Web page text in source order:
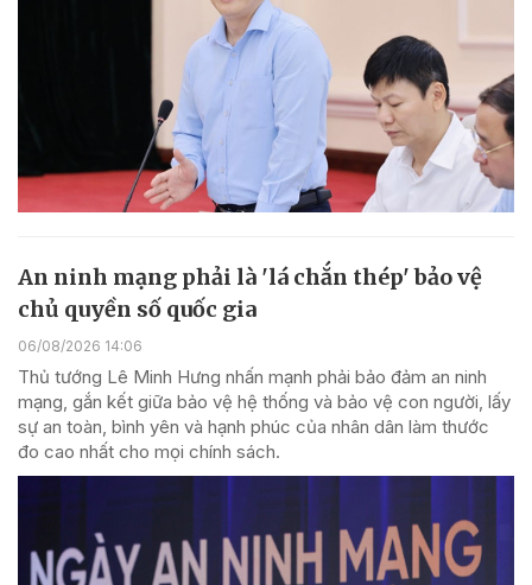
An ninh mạng phải là 'lá chắn thép' bảo vệ
chủ quyền số quốc gia
06/08/2026 14:06
Thủ tướng Lê Minh Hưng nhấn mạnh phải bảo đảm an ninh
mạng, gắn kết giữa bảo vệ hệ thống và bảo vệ con người, lấy
sự an toàn, bình yên và hạnh phúc của nhân dân làm thước
đo cao nhất cho mọi chính sách.